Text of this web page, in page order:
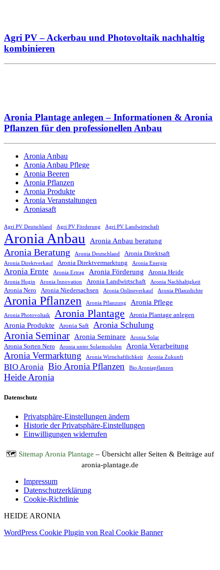
Agri PV – Ackerbau und Photovoltaik nachhaltig
kombinieren
Aronia Plantage anlegen – Informationen & Aronia
Pflanzen für den professionellen Anbau
Aronia Anbau
Aronia Anbau Pflege
Aronia Beeren
Aronia Pflanzen
Aronia Produkte
Aronia Veranstaltungen
Aroniasaft
Agri PV Deutschland Agri PV Förderung Agri PV Landwirtschaft
Aronia Anbau Aronia Anbau beratung
Aronia Beratung Aronia Deutschland Aronia Direktsaft
Aronia Direktverkauf Aronia Direktvermarktung Aronia Energie
Aronia Ernte Aronia Ertrag Aronia Förderung Aronia Heide
Aronia Hugin Aronia Innovation Aronia Landwirtschaft Aronia Nachhaltigkeit
Aronia Nero Aronia Niedersachsen Aronia Onlineverkauf Aronia Pflanzdichte
Aronia Pflanzen Aronia Pflanzung Aronia Pflege
Aronia Photovoltaik Aronia Plantage Aronia Plantage anlegen
Aronia Produkte Aronia Saft Aronia Schulung
Aronia Seminar Aronia Seminare Aronia Solar
Aronia Sorten Nero Aronia unter Solarmodulen Aronia Verarbeitung
Aronia Vermarktung Aronia Wirtschaftlichkeit Aronia Zukunft
BIO Aronia Bio Aronia Pflanzen Bio Aroniapflanzen
Heide Aronia
Datenschutz
Privatsphäre-Einstellungen ändern
Historie der Privatsphäre-Einstellungen
Einwilligungen widerrufen
🗺️ Sitemap Aronia Plantage – Übersicht aller Seiten & Beiträge auf
aronia-plantage.de
Impressum
Datenschutzerklärung
Cookie-Richtlinie
HEIDE ARONIA
WordPress Cookie Plugin von Real Cookie Banner